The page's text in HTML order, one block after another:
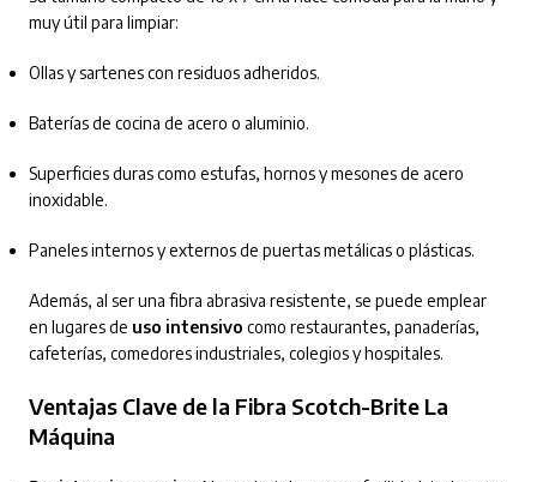
muy útil para limpiar:
Ollas y sartenes con residuos adheridos.
Baterías de cocina de acero o aluminio.
Superficies duras como estufas, hornos y mesones de acero
inoxidable.
Paneles internos y externos de puertas metálicas o plásticas.
Además, al ser una fibra abrasiva resistente, se puede emplear
en lugares de uso intensivo como restaurantes, panaderías,
cafeterías, comedores industriales, colegios y hospitales.
Ventajas Clave de la Fibra Scotch-Brite La
Máquina